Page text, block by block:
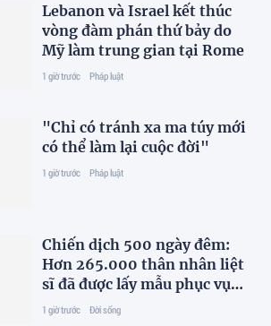
Lebanon và Israel kết thúc
vòng đàm phán thứ bảy do
Mỹ làm trung gian tại Rome
1 giờ trước Pháp luật
"Chỉ có tránh xa ma túy mới
có thể làm lại cuộc đời"
1 giờ trước Pháp luật
Chiến dịch 500 ngày đêm:
Hơn 265.000 thân nhân liệt
sĩ đã được lấy mẫu phục vụ
xác định danh tính
1 giờ trước Đời sống